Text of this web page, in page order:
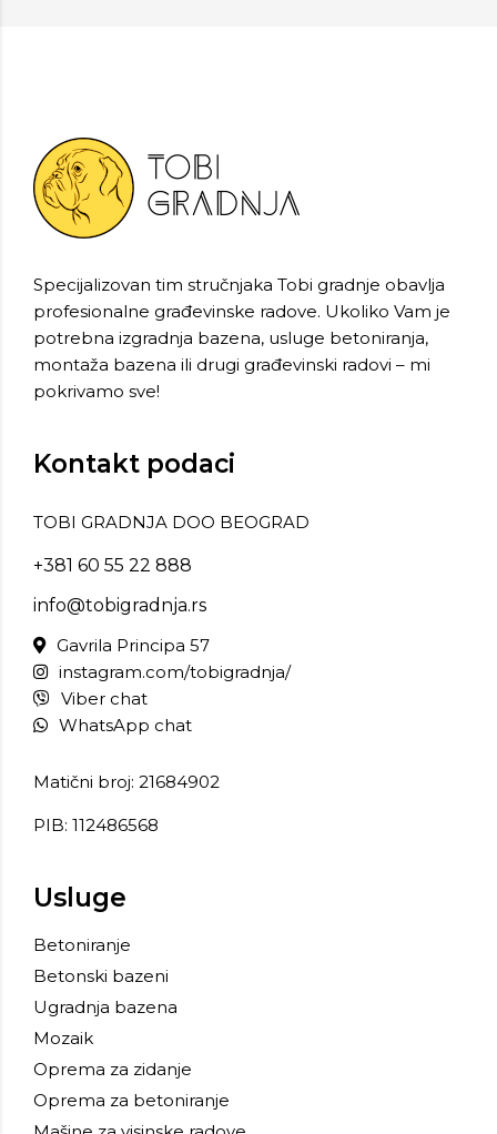
Specijalizovan tim stručnjaka Tobi gradnje obavlja
profesionalne građevinske radove. Ukoliko Vam je
potrebna izgradnja bazena, usluge betoniranja,
montaža bazena ili drugi građevinski radovi – mi
pokrivamo sve!
Kontakt podaci
TOBI GRADNJA DOO BEOGRAD
+381 60 55 22 888
info@tobigradnja.rs
Gavrila Principa 57
instagram.com/tobigradnja/
Viber chat
WhatsApp chat
Matični broj: 21684902
PIB: 112486568
Usluge
Betoniranje
Betonski bazeni
Ugradnja bazena
Mozaik
Oprema za zidanje
Oprema za betoniranje